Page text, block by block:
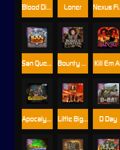
Kill Em
Blood Diamond Nexus
Apocalypse Super xNudge
Loner
Bounty Hunters xNudge®
Little Bighorn
San Quentin xWays
D Day